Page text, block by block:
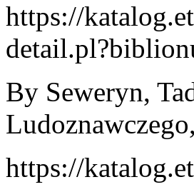
https://
By Seweryn,
https://